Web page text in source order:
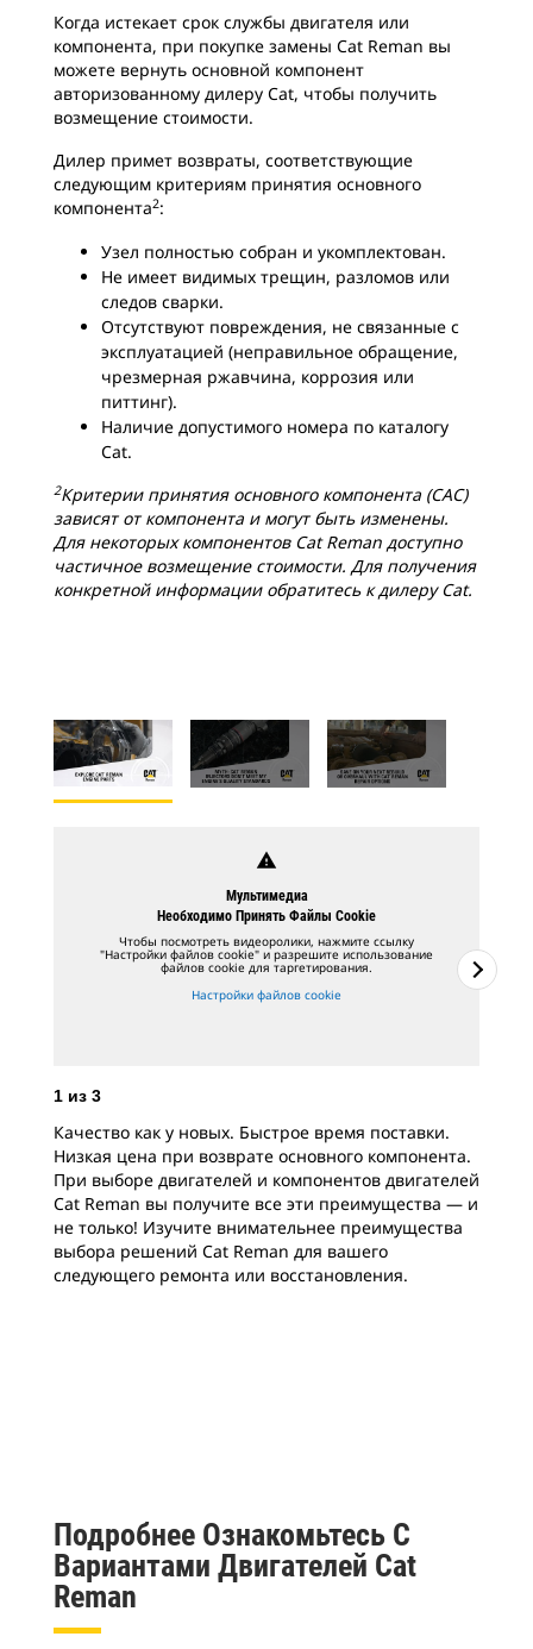
Когда истекает срок службы двигателя или
компонента, при покупке замены Cat Reman вы
можете вернуть основной компонент
авторизованному дилеру Cat, чтобы получить
возмещение стоимости.
Дилер примет возвраты, соответствующие
следующим критериям принятия основного
компонента2:
Узел полностью собран и укомплектован.
Не имеет видимых трещин, разломов или
следов сварки.
Отсутствуют повреждения, не связанные с
эксплуатацией (неправильное обращение,
чрезмерная ржавчина, коррозия или
питтинг).
Наличие допустимого номера по каталогу
Cat.
2Критерии принятия основного компонента (CAC)
зависят от компонента и могут быть изменены.
Для некоторых компонентов Cat Reman доступно
частичное возмещение стоимости. Для получения
конкретной информации обратитесь к дилеру Cat.
warning
Мультимедиа
Необходимо Принять Файлы Cookie
Чтобы посмотреть видеоролики, нажмите ссылку
"Настройки файлов cookie" и разрешите использование
файлов cookie для таргетирования.
Настройки файлов cookie
1 из 3
Качество как у новых. Быстрое время поставки.
Низкая цена при возврате основного компонента.
При выборе двигателей и компонентов двигателей
Cat Reman вы получите все эти преимущества — и
не только! Изучите внимательнее преимущества
выбора решений Cat Reman для вашего
следующего ремонта или восстановления.
Подробнее Ознакомьтесь С
Вариантами Двигателей Cat
Reman